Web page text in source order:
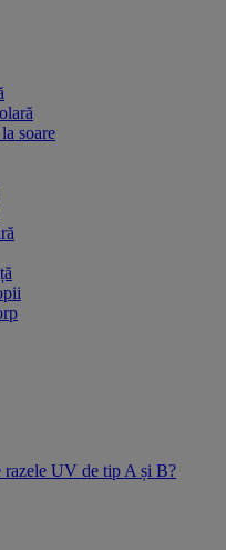
soare
razele UV de tip A și B?